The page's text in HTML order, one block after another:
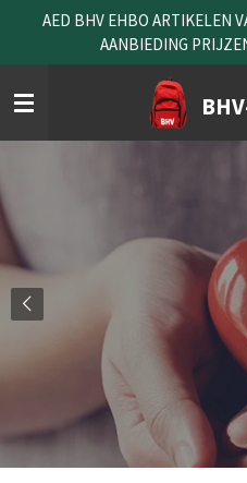
naar
de
hoofdinhoud
AED BHV EHBO ARTIKELEN
AANBIEDING